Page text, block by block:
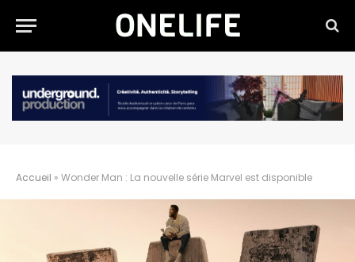
Accueil » Wonder Man : La nouvelle série Marvel est disponible